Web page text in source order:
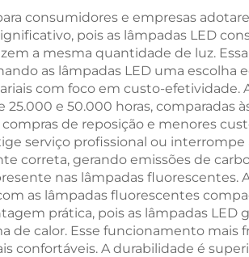
Cabeceira,
Leitura LED
Âmbar de
consumidores e empresas
pois as lâmpadas LED
a mesma quantidade de luz.
as lâmpadas LED uma
com foco em custo-efetividade.
e 50.000 horas, comparadas
de reposição e menores
serviço profissional ou interrompe
correta, gerando emissões de
nas lâmpadas
as lâmpadas fluorescentes
prática, pois as lâmpadas LED
calor. Esse funcionamento mais
confortáveis. A durabilidade é